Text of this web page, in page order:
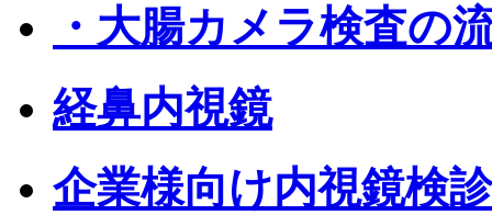
・大腸カメラ検査の
経鼻内視鏡
企業様向け内視鏡検診